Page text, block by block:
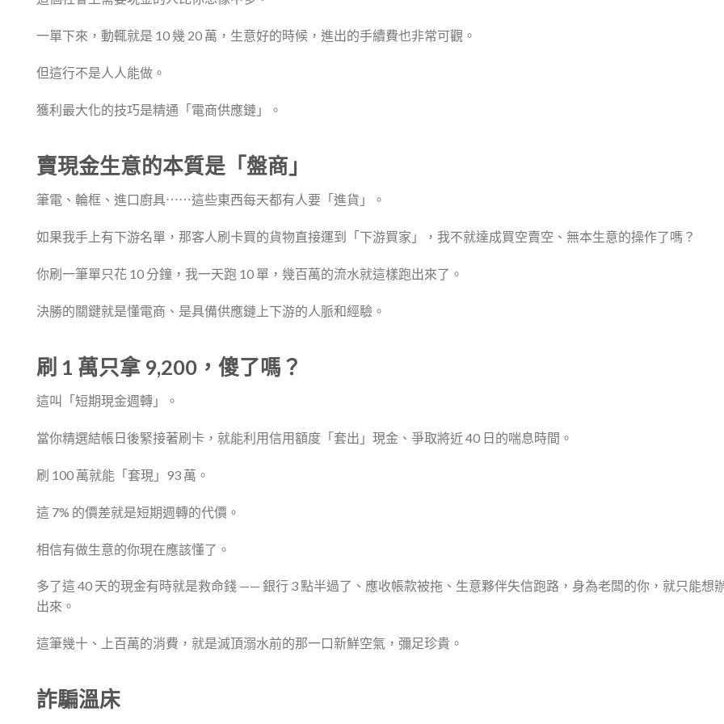
一單下來，動輒就是 10 幾 20 萬，生意好的時候，進出的手續費也非常可觀。
但這行不是人人能做。
獲利最大化的技巧是精通「電商供應鏈」。
賣現金生意的本質是「盤商」
筆電、輪框、進口廚具⋯⋯這些東西每天都有人要「進貨」。
如果我手上有下游名單，那客人刷卡買的貨物直接運到「下游買家」，我不就達成買空賣空、無本生意的操作了嗎？
你刷一筆單只花 10 分鐘，我一天跑 10 單，幾百萬的流水就這樣跑出來了。
決勝的關鍵就是懂電商、是具備供應鏈上下游的人脈和經驗。
刷 1 萬只拿 9,200，傻了嗎？
這叫「短期現金週轉」。
當你精選結帳日後緊接著刷卡，就能利用信用額度「套出」現金、爭取將近 40 日的喘息時間。
刷 100 萬就能「套現」93 萬。
這 7% 的價差就是短期週轉的代價。
相信有做生意的你現在應該懂了。
多了這 40 天的現金有時就是救命錢 —— 銀行 3 點半過了、應收帳款被拖、生意夥伴失信跑路，身為老闆的你，就只能想
出來。
這筆幾十、上百萬的消費，就是滅頂溺水前的那一口新鮮空氣，彌足珍貴。
詐騙溫床